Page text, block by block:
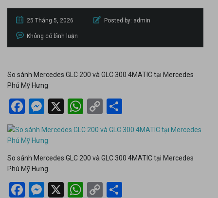
25 Tháng 5, 2026 Posted by: admin
Không có bình luận
So sánh Mercedes GLC 200 và GLC 300 4MATIC tại Mercedes
Phú Mỹ Hưng
Facebook
Messenger
X WhatsApp
Copy
Link
So sánh Mercedes GLC 200 và GLC 300 4MATIC tại Mercedes
Phú Mỹ Hưng
Facebook
Messenger
X WhatsApp
Copy